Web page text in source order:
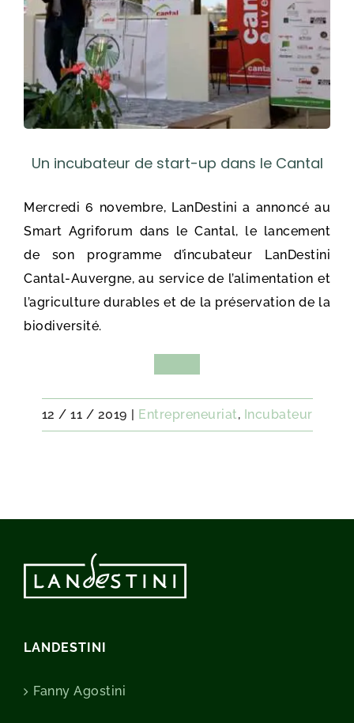
Un incubateur de start-up dans le Cantal
Mercredi 6 novembre, LanDestini a annoncé au
Smart Agriforum dans le Cantal, le lancement
de son programme d’incubateur LanDestini
Cantal-Auvergne, au service de l’alimentation et
l’agriculture durables et de la préservation de la
biodiversité.
12 / 11 / 2019 | Entrepreneuriat, Incubateur
LANDESTINI
Fanny Agostini